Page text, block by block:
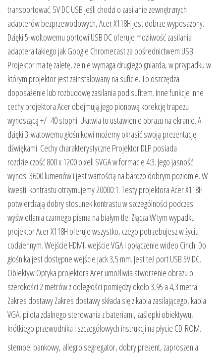
transportować. 5V DC USB Jeśli chodzi o zasilanie zewnętrznych
adapterów bezprzewodowych, Acer X118H jest dobrze wyposażony.
Dzięki 5-woltowemu portowi USB DC oferuje możliwość zasilania
adaptera takiego jak Google Chromecast za pośrednictwem USB.
Projektor ma tę zaletę, że nie wymaga drugiego gniazda, w przypadku w
którym projektor jest zainstalowany na suficie. To oszczędza
doposażenie lub rozbudowę zasilania pod sufitem. Inne funkcje Inne
cechy projektora Acer obejmują jego pionową korekcję trapezu
wynoszącą +/- 40 stopni. Ułatwia to ustawienie obrazu na ekranie. A
dzięki 3-watowemu głośnikowi możemy okrasić swoją prezentację
dźwiękami. Cechy charakterystyczne Projektor DLP posiada
rozdzielczość 800 x 1200 pixeli SVGA w formacie 4:3. Jego jasność
wynosi 3600 lumenów i jest wartością na bardzo dobrym poziomie. W
kwestii kontrastu otrzymujemy 20000:1. Testy projektora Acer X118H
potwierdzają dobry stosunek kontrastu w szczególności podczas
wyświetlania czarnego pisma na białym tle. Złącza W tym wypadku
projektor Acer X118H oferuje wszystko, czego potrzebujesz w życiu
codziennym. Wejście HDMI, wejście VGA i połączenie wideo Cinch. Do
głośnika jest dostępne wejście jack 3,5 mm. Jest też port USB 5V DC.
Obiektyw Optyka projektora Acer umożliwia stworzenie obrazu o
szerokości 2 metrów z odległości pomiędzy około 3,95 a 4,3 metra.
Zakres dostawy Zakres dostawy składa się z kabla zasilającego, kabla
VGA, pilota zdalnego sterowania z bateriami, zaślepki obiektywu,
krótkiego przewodnika i szczegółowych instrukcji na płycie CD-ROM.
stempel bankowy, allegro segregator, dobry prezent, zaproszenia